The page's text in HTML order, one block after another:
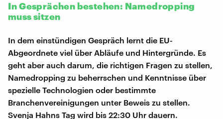
In Gesprächen bestehen: Namedropping
muss sitzen
In dem einstündigen Gespräch lernt die EU-
Abgeordnete viel über Abläufe und Hintergründe. Es
geht aber auch darum, die richtigen Fragen zu stellen,
Namedropping zu beherrschen und Kenntnisse über
spezielle Technologien oder bestimmte
Branchenvereinigungen unter Beweis zu stellen.
Svenja Hahns Tag wird bis 22:30 Uhr dauern.